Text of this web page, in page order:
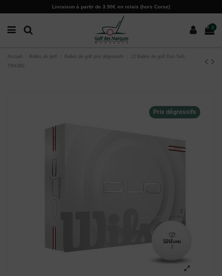
Livraison à partir de 3.90€ en relais (hors Corse)
0
Accueil Balles de golf Balles de golf prix dégressifs
12 Balles de golf Duo Soft
TRK360
Prix dégressifs
Paramètres des cookies